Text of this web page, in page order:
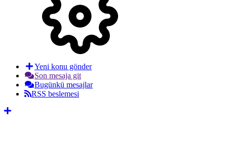
Yeni konu gönder
Son mesaja git
Bugünkü mesajlar
RSS beslemesi